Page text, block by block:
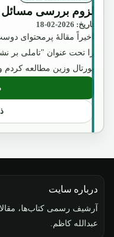
لزوم بررسی مسائل
تاریخ: 2026-02-18
اخیراً مقالۀ پرمحتوای
را تحت عنوان "تاملی بر
پورتال وزین مطالعه
درباره سایت
آرشیف رسمی کتاب‌ها،
عبدالله کاظم.